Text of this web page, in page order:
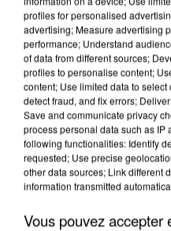
APRÈS TOUTES CES
DE FAUNE SAUVAGE
profiles for personalised
advertising; Measure advertising
performance; Understand
of data from different sources;
profiles to personalise content;
content; Use limited data to
detect fraud, and fix errors;
Save and communicate privacy
process personal data such as IP
following functionalities: Identify
requested; Use precise
other data sources; Link different
information transmitted
Vous pouvez accepter